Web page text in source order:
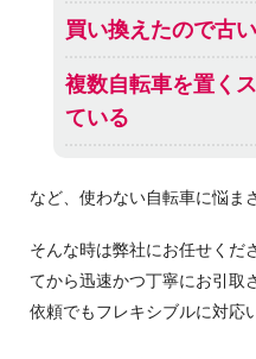
買い換えたので古
複数自転車を置く
ている
など、使わない自転車に悩ま
そんな時は弊社にお任せくだ
てから迅速かつ丁寧にお引取
依頼でもフレキシブルに対応